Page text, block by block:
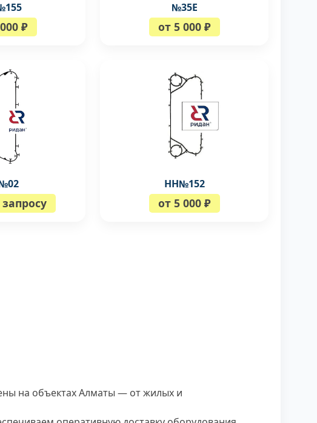
₽
№35Е
от 5 000 ₽
НН№152
от 5 000 ₽
на объектах Алматы — от жилых и